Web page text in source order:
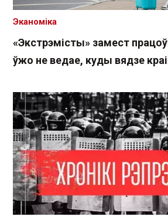
«Экстрэмісты» замест
ўжо не ведае, куды вядзе
Эканоміка